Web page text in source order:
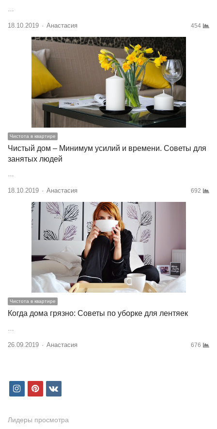
…
18.10.2019 Author
Анастасия 454
Чистота в квартире
Чистый дом – Минимум усилий и времени. Советы для
занятых людей
…
18.10.2019 Author
Анастасия 692
Чистота в квартире
Когда дома грязно: Советы по уборке для лентяек
…
26.09.2019 Author
Анастасия 676
i
s
p
n
v
Лидеры просмотра